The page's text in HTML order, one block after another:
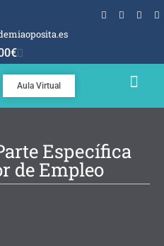
€
Aula Virtual
Específica
de Empleo